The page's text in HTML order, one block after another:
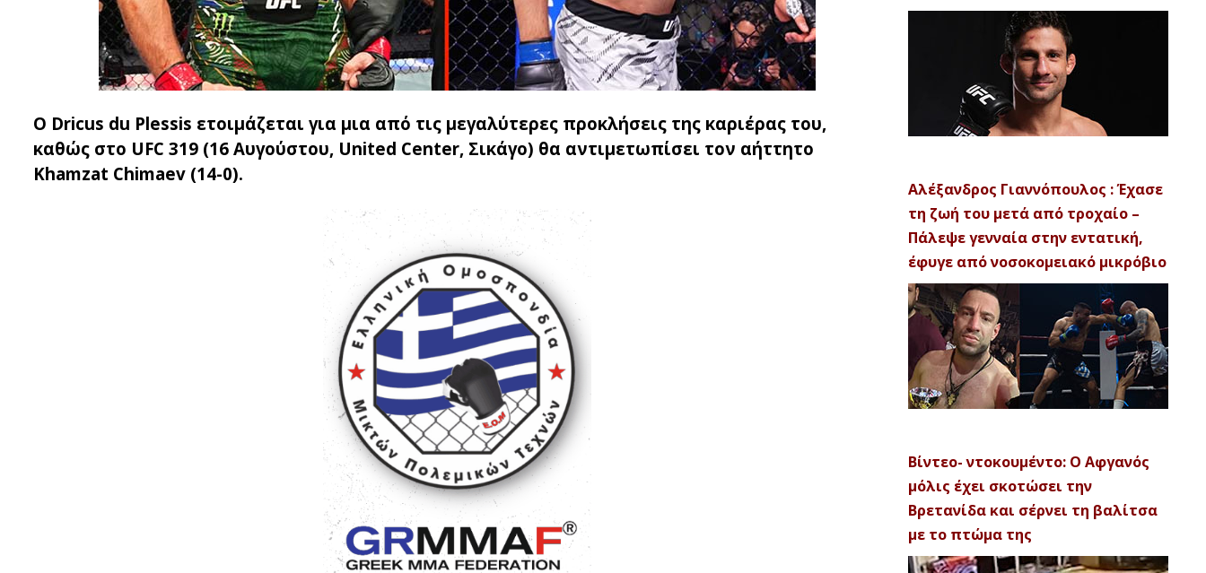
Ο Dricus du Plessis ετοιμάζεται για μια από τις μεγαλύτερες προκλήσεις της καριέρας του,
καθώς στο UFC 319 (16 Αυγούστου, United Center, Σικάγο) θα αντιμετωπίσει τον αήττητο
Khamzat Chimaev (14-0).
Αλέξανδρος Γιαννόπουλος : Έχασε
τη ζωή του μετά από τροχαίο –
Πάλεψε γενναία στην εντατική,
έφυγε από νοσοκομειακό μικρόβιο
Βίντεο- ντοκουμέντο: Ο Αφγανός
μόλις έχει σκοτώσει την
Βρετανίδα και σέρνει τη βαλίτσα
με το πτώμα της